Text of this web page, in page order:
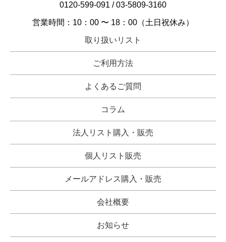
0120-599-091 /03-5809-3160
営業時間：10：00 〜 18：00（土日祝休み）
取り扱いリスト
ご利用方法
よくあるご質問
コラム
法人リスト購入・販売
個人リスト販売
メールアドレス購入・販売
会社概要
お知らせ